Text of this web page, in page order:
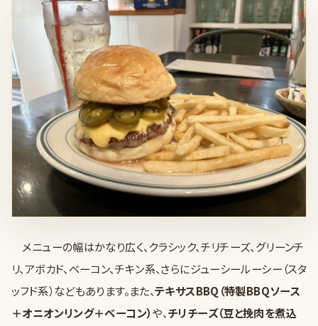
メニューの幅はかなり広く、クラシック、チリチーズ、グリーンチ
リ、アボカド、ベーコン、チキン系、さらにジューシールーシー（スタ
ッフド系）などもあります。また、テキサスBBQ（特製BBQソース
＋オニオンリング＋ベーコン）や、チリチーズ（豆と挽肉を煮込